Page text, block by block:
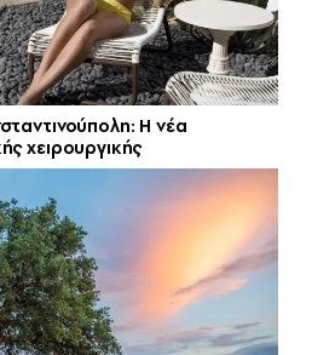
Η νέα
χειρουργικής